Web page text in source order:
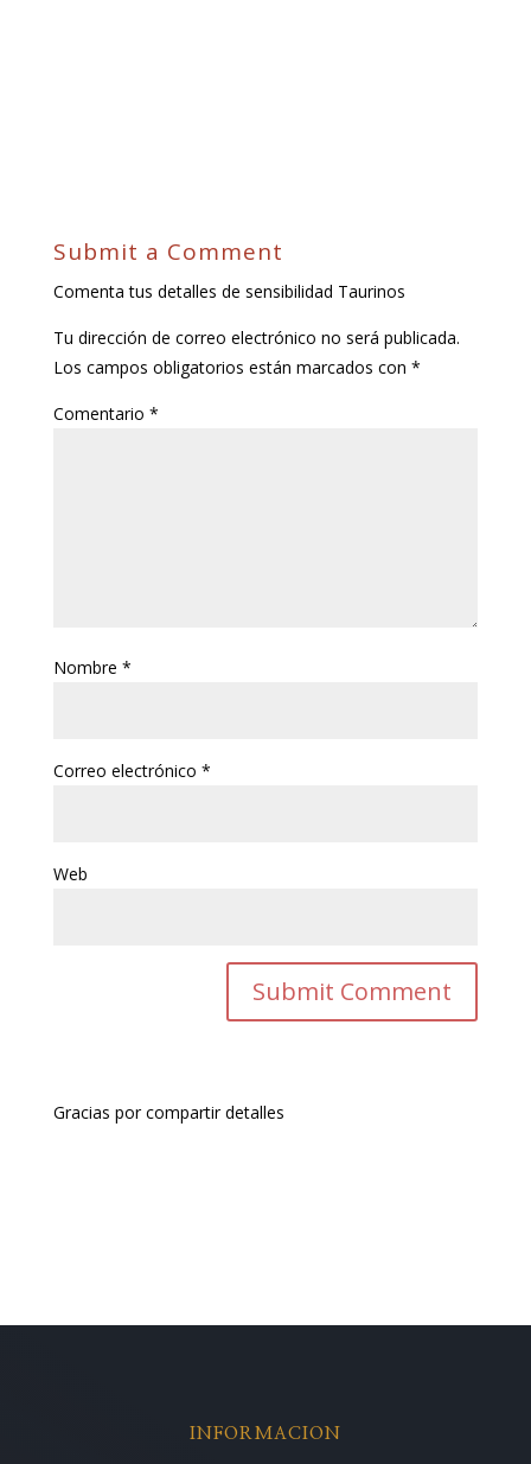
Submit a Comment
Comenta tus detalles de sensibilidad Taurinos
Tu dirección de correo electrónico no será publicada.
Los campos obligatorios están marcados con *
Comentario *
Nombre *
Correo electrónico *
Web
Gracias por compartir detalles
INFORMACION